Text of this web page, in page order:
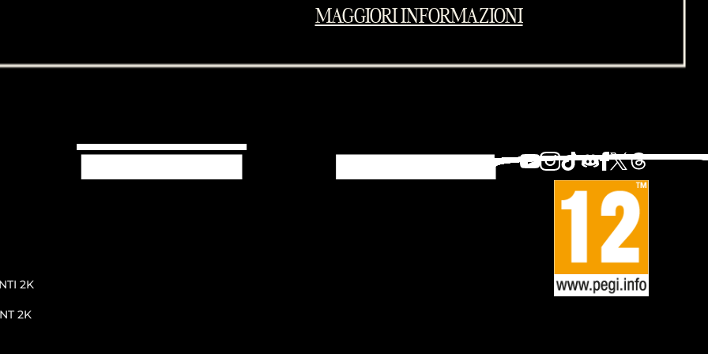
MAGGIORI INFORMAZIONI
2K
2K